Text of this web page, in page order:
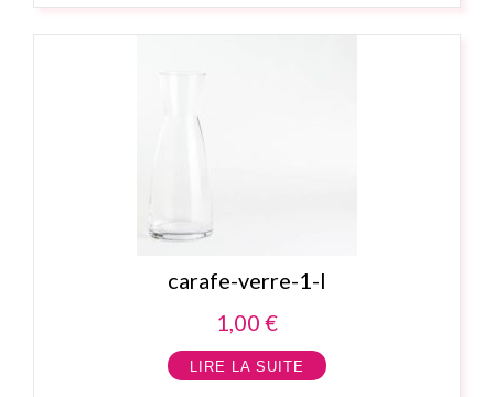
carafe-verre-1-l
1,00 €
LIRE LA SUITE